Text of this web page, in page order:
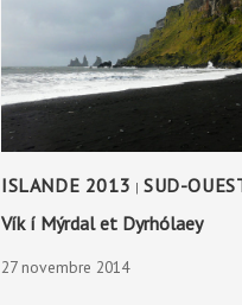
ISLANDE 2013 | SUD-
Vík í Mýrdal et Dyrhólaey
27 novembre 2014